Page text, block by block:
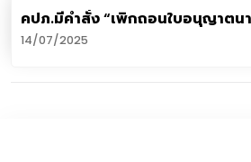
คปภ.มีคำสั่ง “เพิกถอนใบอนุญาตน
ดำเนินคดีการตามกฎหมาย “บัณฑิต
หลอกเก็บเบี้ยประกันภัยพ.ร.บ. แต่ไ
14/07/2025